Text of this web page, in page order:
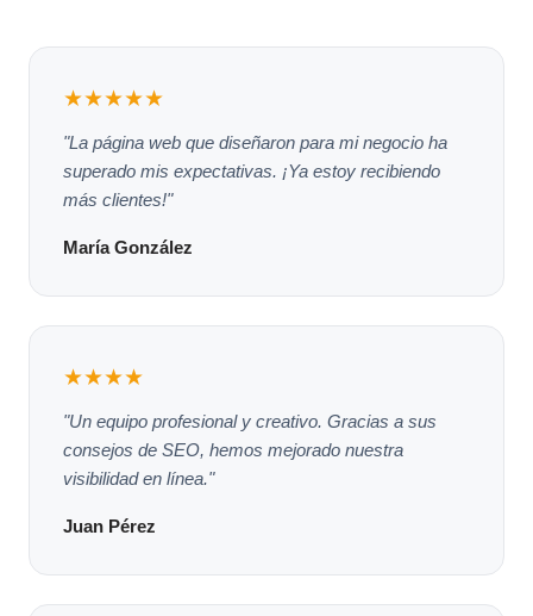
★★★★★
"La página web que diseñaron para mi negocio ha
superado mis expectativas. ¡Ya estoy recibiendo
más clientes!"
María González
★★★★
"Un equipo profesional y creativo. Gracias a sus
consejos de SEO, hemos mejorado nuestra
visibilidad en línea."
Juan Pérez